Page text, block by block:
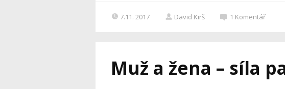
7.11. 2017 David Kirš 1 Komentář
Muž a žena – síla